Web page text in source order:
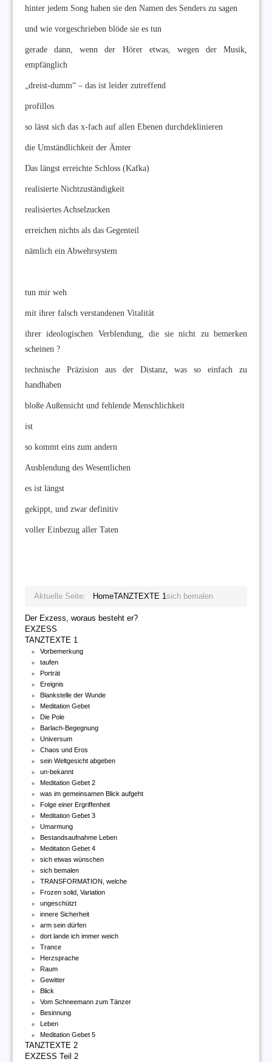
hinter jedem Song haben sie den Namen des Senders zu sagen
und wie vorgeschrieben blöde sie es tun
gerade dann, wenn der Hörer etwas, wegen der Musik,
empfänglich
„dreist-dumm“ – das ist leider zutreffend
profillos
so lässt sich das x-fach auf allen Ebenen durchdeklinieren
die Umständlichkeit der Ämter
Das längst erreichte Schloss (Kafka)
realisierte Nichtzuständigkeit
realisiertes Achselzucken
erreichen nichts als das Gegenteil
nämlich ein Abwehrsystem
tun mir weh
mit ihrer falsch verstandenen Vitalität
ihrer ideologischen Verblendung, die sie nicht zu bemerken
scheinen ?
technische Präzision aus der Distanz, was so einfach zu
handhaben
bloße Außensicht und fehlende Menschlichkeit
ist
so kommt eins zum andern
Ausblendung des Wesentlichen
es ist längst
gekippt, und zwar definitiv
voller Einbezug aller Taten
Aktuelle Seite: HomeTANZTEXTE 1sich bemalen
Der Exzess, woraus besteht er?
EXZESS
TANZTEXTE 1
Vorbemerkung
taufen
Porträt
Ereignis
Blankstelle der Wunde
Meditation Gebet
Die Pole
Barlach-Begegnung
Universum
Chaos und Eros
sein Weltgesicht abgeben
un-bekannt
Meditation Gebet 2
was im gemeinsamen Blick aufgeht
Folge einer Ergriffenheit
Meditation Gebet 3
Umarmung
Bestandsaufnahme Leben
Meditation Gebet 4
sich etwas wünschen
sich bemalen
TRANSFORMATION, welche
Frozen solid, Variation
ungeschützt
innere Sicherheit
arm sein dürfen
dort lande ich immer weich
Trance
Herzsprache
Raum
Gewitter
Blick
Vom Schneemann zum Tänzer
Besinnung
Leben
Meditation Gebet 5
TANZTEXTE 2
EXZESS Teil 2